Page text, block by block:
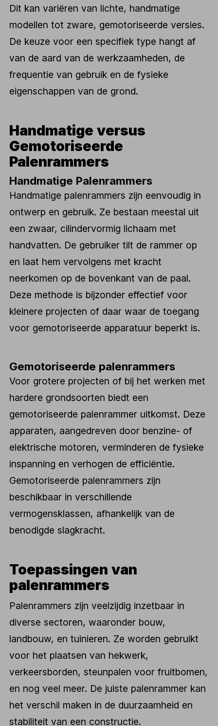
Dit kan variëren van lichte, handmatige
modellen tot zware, gemotoriseerde versies.
De keuze voor een specifiek type hangt af
van de aard van de werkzaamheden, de
frequentie van gebruik en de fysieke
eigenschappen van de grond.
Handmatige versus
Gemotoriseerde
Palenrammers
Handmatige Palenrammers
Handmatige palenrammers zijn eenvoudig in
ontwerp en gebruik. Ze bestaan meestal uit
een zwaar, cilindervormig lichaam met
handvatten. De gebruiker tilt de rammer op
en laat hem vervolgens met kracht
neerkomen op de bovenkant van de paal.
Deze methode is bijzonder effectief voor
kleinere projecten of daar waar de toegang
voor gemotoriseerde apparatuur beperkt is.
Gemotoriseerde palenrammers
Voor grotere projecten of bij het werken met
hardere grondsoorten biedt een
gemotoriseerde palenrammer uitkomst. Deze
apparaten, aangedreven door benzine- of
elektrische motoren, verminderen de fysieke
inspanning en verhogen de efficiëntie.
Gemotoriseerde palenrammers zijn
beschikbaar in verschillende
vermogensklassen, afhankelijk van de
benodigde slagkracht.
Toepassingen van
palenrammers
Palenrammers zijn veelzijdig inzetbaar in
diverse sectoren, waaronder bouw,
landbouw, en tuinieren. Ze worden gebruikt
voor het plaatsen van hekwerk,
verkeersborden, steunpalen voor fruitbomen,
en nog veel meer. De juiste palenrammer kan
het verschil maken in de duurzaamheid en
stabiliteit van een constructie.